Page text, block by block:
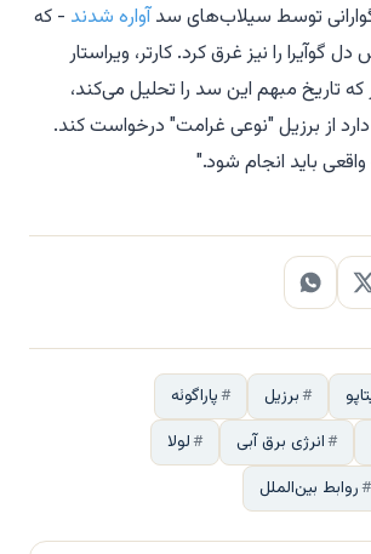
آواره شدند - که
گوآیرا را نیز غرق کرد. کارتر، ویراستار
که تاریخ مبهم این سد را تحلیل می‌کند،
از برزیل "نوعی غرامت" درخواست کند.
باید انجام شود."
برزیل
پاراگوئه
انرژی برق آبی
لولا
روابط بین‌الملل